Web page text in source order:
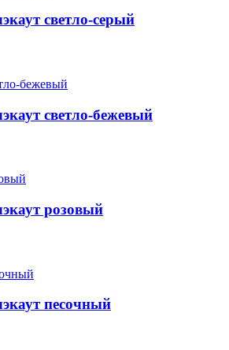
светло-серый
светло-бежевый
розовый
песочный